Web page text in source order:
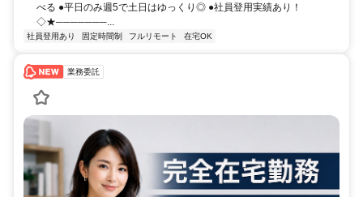
べる ●平日のみ週5で土日はゆっくり◎ ●社員登用実績あり！
◇★───────...
社員登用あり 固定時間制 フルリモート 在宅OK
業務委託